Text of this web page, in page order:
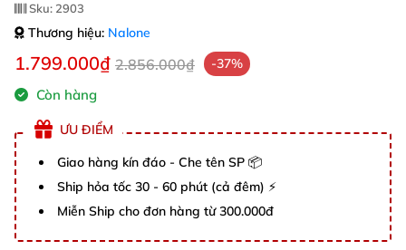
Sku: 2903
Thương hiệu: Nalone
1.799.000₫ 2.856.000₫ -37%
Còn hàng
ƯU ĐIỂM
Giao hàng kín đáo - Che tên SP 📦
Ship hỏa tốc 30 - 60 phút (cả đêm) ⚡
Miễn Ship cho đơn hàng từ 300.000đ